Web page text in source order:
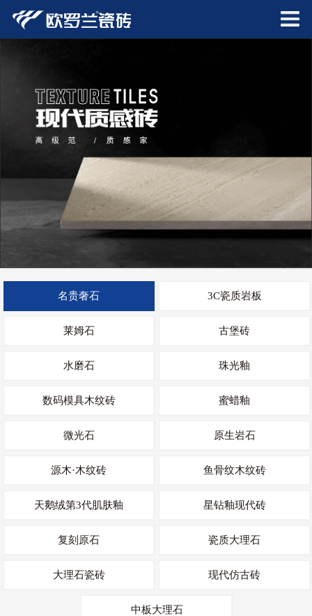
名贵奢石 3C瓷质岩板
莱姆石 古堡砖
水磨石 珠光釉
数码模具木纹砖 蜜蜡釉
微光石 原生岩石
源木·木纹砖 鱼骨纹木纹砖
天鹅绒第3代肌肤釉 星钻釉现代砖
复刻原石 瓷质大理石
大理石瓷砖 现代仿古砖
中板大理石